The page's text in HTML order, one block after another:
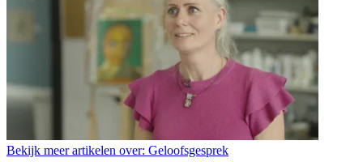
Bekijk meer artikelen over: Geloofsgesprek